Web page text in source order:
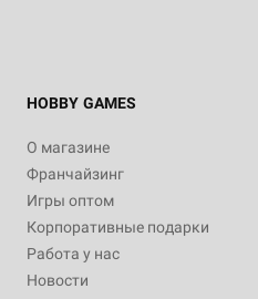
HOBBY GAMES
О магазине
Франчайзинг
Игры оптом
Корпоративные подарки
Работа у нас
Новости